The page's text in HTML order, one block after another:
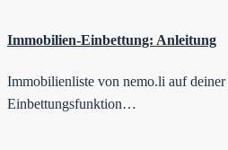
Immobilien-Einbettung: Anleitung
Immobilienliste von nemo.li auf
Einbettungsfunktion…